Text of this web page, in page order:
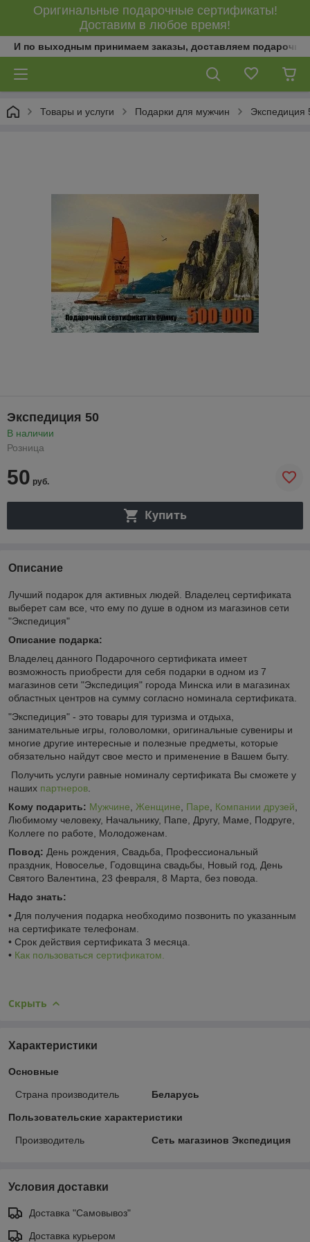
Оригинальные подарочные сертификаты!
Доставим в любое время!
И по выходным принимаем заказы, доставляем
Товары и услуги Подарки для мужчин Экспедиция
Экспедиция 50
В наличии
Розница
50 руб.
Купить
Описание
Лучший подарок для активных людей. Владелец сертификата
выберет сам все, что ему по душе в одном из магазинов сети
"Экспедиция"
Описание подарка:
Владелец данного Подарочного сертификата имеет
возможность приобрести для себя подарки в одном из 7
магазинов сети "Экспедиция" города Минска или в магазинах
областных центров на сумму согласно номинала сертификата.
"Экспедиция" - это товары для туризма и отдыха,
занимательные игры, головоломки, оригинальные сувениры и
многие другие интересные и полезные предметы, которые
обязательно найдут свое место и применение в Вашем быту.
Получить услуги равные номиналу сертификата Вы сможете у
наших партнеров
Кому подарить: Мужчине Женщине Паре Компании друзей
Любимому человеку, Начальнику, Папе, Другу, Маме, Подруге,
Коллеге по работе, Молодоженам.
Повод: День рождения, Свадьба, Профессиональный
праздник, Новоселье, Годовщина свадьбы, Новый год, День
Святого Валентина, 23 февраля, 8 Марта, без повода.
Надо знать:
• Для получения подарка необходимо позвонить по указанным
на сертификате телефонам.
• Срок действия сертификата 3 месяца.
• Как пользоваться сертификатом.
Скрыть
Характеристики
Основные
Страна производитель Беларусь
Пользовательские характеристики
Производитель Сеть магазинов Экспедиция
Условия доставки
Доставка "Самовывоз"
Доставка курьером